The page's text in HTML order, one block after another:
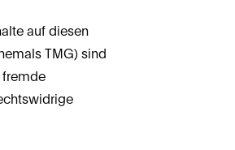
auf diesen
TMG) sind
fremde